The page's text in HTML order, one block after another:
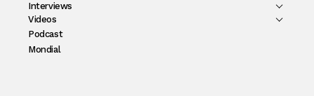
Interviews
Videos
Podcast
Mondial